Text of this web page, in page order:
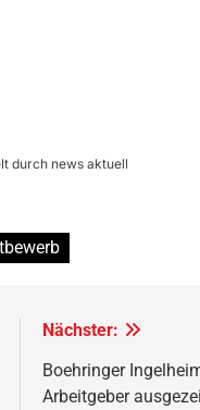
durch news aktuell
Nächster:
Boehringer
Arbeitgeber